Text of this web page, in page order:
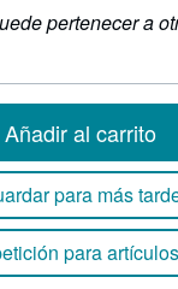
pertenecer a
Añadir al carrito
para más
para